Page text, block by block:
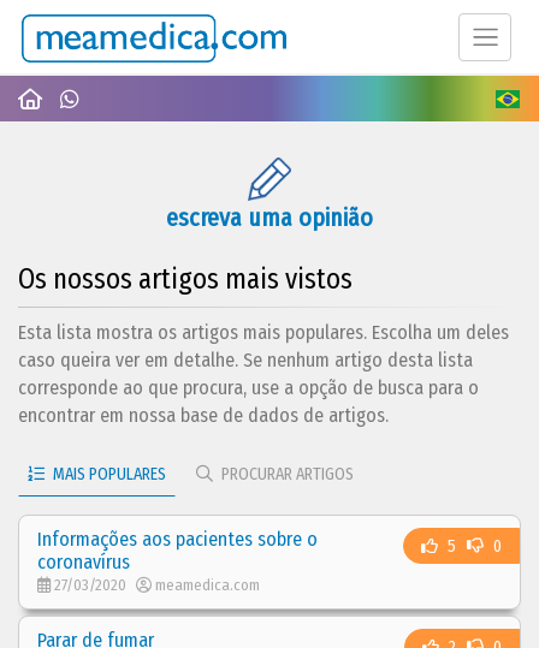
escreva uma opinião
Os nossos artigos mais vistos
Esta lista mostra os artigos mais populares. Escolha um deles
caso queira ver em detalhe. Se nenhum artigo desta lista
corresponde ao que procura, use a opção de busca para o
encontrar em nossa base de dados de artigos.
MAIS POPULARES PROCURAR ARTIGOS
5 0
Informações aos pacientes sobre o
coronavírus
27/03/2020 meamedica.com
Parar de fumar